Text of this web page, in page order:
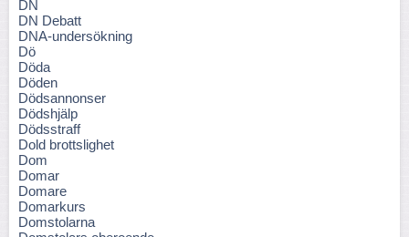
DN
DN Debatt
DNA-undersökning
Dö
Döda
Döden
Dödsannonser
Dödshjälp
Dödsstraff
Dold brottslighet
Dom
Domar
Domare
Domarkurs
Domstolarna